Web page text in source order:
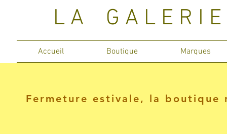
L A G A L E R I
Accueil Boutique Marques
Fermeture estivale, la